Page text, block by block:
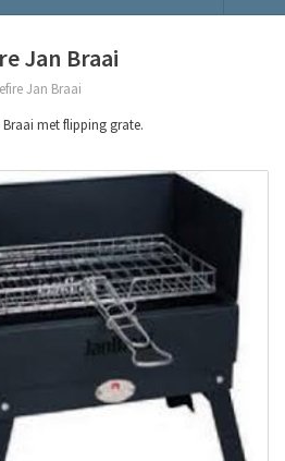
Jan Braai
Jan Braai
met flipping grate.